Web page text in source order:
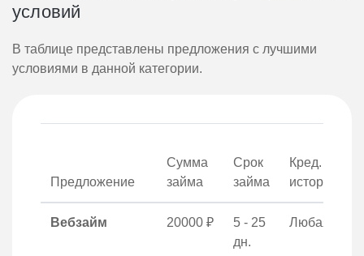
условий
В таблице представлены предложения с лучшими
условиями в данной категории.
Предложение
Сумма
займа
Срок
займа
Кред.
история
Вебзайм 20000 ₽
5 - 25
дн.
Любая